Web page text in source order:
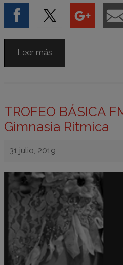
Leer más
TROFEO BÁSICA
Gimnasia Rítmica
31 julio, 2019